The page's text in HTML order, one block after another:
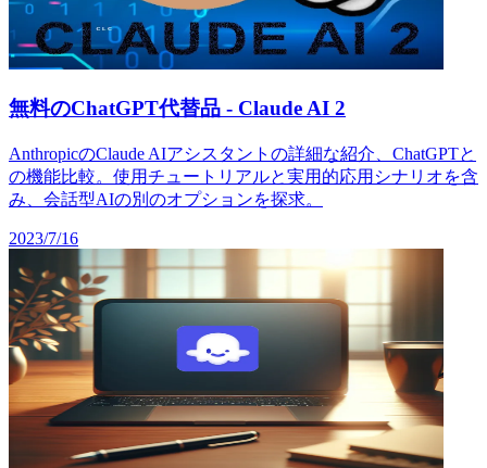
無料のChatGPT代替品 - Claude AI 2
AnthropicのClaude AIアシスタントの詳細な紹介、ChatGPTと
の機能比較。使用チュートリアルと実用的応用シナリオを含
み、会話型AIの別のオプションを探求。
2023/7/16